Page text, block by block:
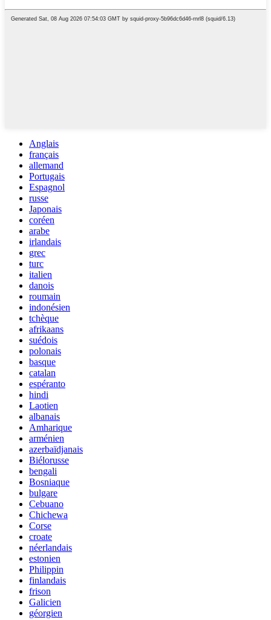
Anglais
français
allemand
Portugais
Espagnol
russe
Japonais
coréen
arabe
irlandais
grec
turc
italien
danois
roumain
indonésien
tchèque
afrikaans
suédois
polonais
basque
catalan
espéranto
hindi
Laotien
albanais
Amharique
arménien
azerbaïdjanais
Biélorusse
bengali
Bosniaque
bulgare
Cebuano
Chichewa
Corse
croate
néerlandais
estonien
Philippin
finlandais
frison
Galicien
géorgien